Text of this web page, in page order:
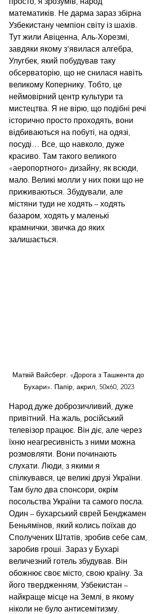
математиків. Не дарма зараз збірна
Узбекистану чемпіон світу із шахів.
Тут жили Авіценна, Аль-Хорезмі,
завдяки якому з’явилася алгебра,
Улугбек, який побудував таку
обсерваторію, що не снилася навіть
великому Копернику. Тобто, це
неймовірний центр культури та
мистецтва. Я не вірю, що подібні речі
історично просто проходять, вони
відбиваються на побуті, на одязі,
посуді… Все, що навколо, дуже
красиво. Там такого великого
«аеропортного» дизайну, як всюди,
мало. Великі молли у них поки що не
приживаються. Збудували, але
містяни туди не ходять – ходять
базаром, ходять у маленькі
крамнички, звичка до яких
залишається.
Матвій Вайсберг. «Дорога з Ташкента до
Бухари». Папір, акрил, 50х60, 2023
Народ дуже доброзичливий, дуже
привітний. На жаль, російський
телевізор працює. Він діє, але через
їхню неагресивність з ними можна
розмовляти. Вони починають
слухати. Люди, з якими я
спілкувався, це великі друзі України.
Там було два спонсори, окрім
посольства України та самого посла.
Один – бухарський єврей Бенджамен
Беньямінов, який колись поїхав до
Сполучених Штатів, зробив себе сам,
заробив гроші. Зараз у Бухарі
величезний готель збудував. Він
обожнює своє місто, свою країну. За
його твердженням, Узбекистан –
найкраще місце на Землі, в якому
ніколи не було антисемітизму.